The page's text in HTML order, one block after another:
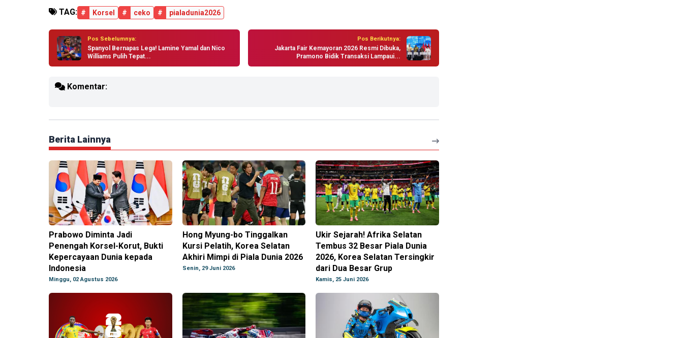
TAG: # Korsel # ceko # pialadunia2026
Pos Sebelumnya:
Spanyol Bernapas Lega! Lamine Yamal dan Nico
Williams Pulih Tepat...
Pos Berikutnya:
Jakarta Fair Kemayoran 2026 Resmi Dibuka,
Pramono Bidik Transaksi Lampaui...
Komentar:
Berita Lainnya
Prabowo Diminta Jadi
Penengah Korsel-Korut, Bukti
Kepercayaan Dunia kepada
Indonesia
Minggu, 02 Agustus 2026
Hong Myung-bo Tinggalkan
Kursi Pelatih, Korea Selatan
Akhiri Mimpi di Piala Dunia 2026
Senin, 29 Juni 2026
Ukir Sejarah! Afrika Selatan
Tembus 32 Besar Piala Dunia
2026, Korea Selatan Tersingkir
dari Dua Besar Grup
Kamis, 25 Juni 2026